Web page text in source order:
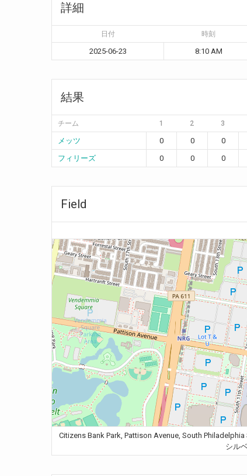
詳細
日付 時刻
2025-06-23 8:10 AM
結果
チーム 1 2 3
メッツ 0 0 0
フィリーズ
0 0 0
Field
Citizens Bank Park, Pattison Avenue, South
シル